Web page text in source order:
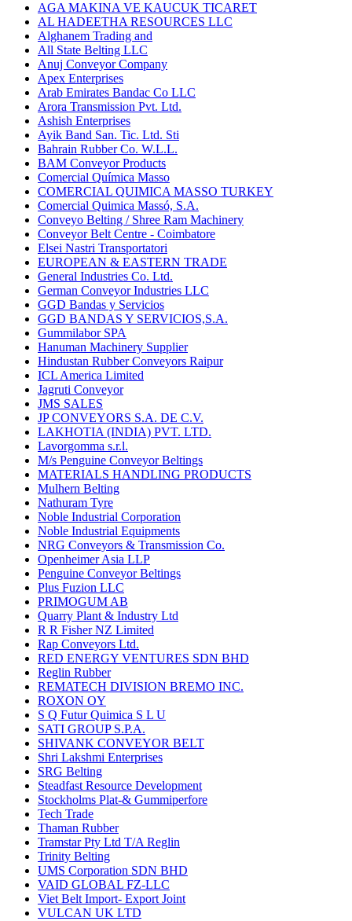
AGA MAKINA VE KAUCUK TICARET
AL HADEETHA RESOURCES LLC
Alghanem Trading and
All State Belting LLC
Anuj Conveyor Company
Apex Enterprises
Arab Emirates Bandac Co LLC
Arora Transmission Pvt. Ltd.
Ashish Enterprises
Ayik Band San. Tic. Ltd. Sti
Bahrain Rubber Co. W.L.L.
BAM Conveyor Products
Comercial Química Masso
COMERCIAL QUIMICA MASSO TURKEY
Comercial Quimica Massó, S.A.
Conveyo Belting / Shree Ram Machinery
Conveyor Belt Centre - Coimbatore
Elsei Nastri Transportatori
EUROPEAN & EASTERN TRADE
General Industries Co. Ltd.
German Conveyor Industries LLC
GGD Bandas y Servicios
GGD BANDAS Y SERVICIOS,S.A.
Gummilabor SPA
Hanuman Machinery Supplier
Hindustan Rubber Conveyors Raipur
ICL America Limited
Jagruti Conveyor
JMS SALES
JP CONVEYORS S.A. DE C.V.
LAKHOTIA (INDIA) PVT. LTD.
Lavorgomma s.r.l.
M/s Penguine Conveyor Beltings
MATERIALS HANDLING PRODUCTS
Mulhern Belting
Nathuram Tyre
Noble Industrial Corporation
Noble Industrial Equipments
NRG Conveyors & Transmission Co.
Openheimer Asia LLP
Penguine Conveyor Beltings
Plus Fuzion LLC
PRIMOGUM AB
Quarry Plant & Industry Ltd
R R Fisher NZ Limited
Rap Conveyors Ltd.
RED ENERGY VENTURES SDN BHD
Reglin Rubber
REMATECH DIVISION BREMO INC.
ROXON OY
S Q Futur Quimica S L U
SATI GROUP S.P.A.
SHIVANK CONVEYOR BELT
Shri Lakshmi Enterprises
SRG Belting
Steadfast Resource Development
Stockholms Plat-& Gummiperfore
Tech Trade
Thaman Rubber
Tramstar Pty Ltd T/A Reglin
Trinity Belting
UMS Corporation SDN BHD
VAID GLOBAL FZ-LLC
Viet Belt Import- Export Joint
VULCAN UK LTD